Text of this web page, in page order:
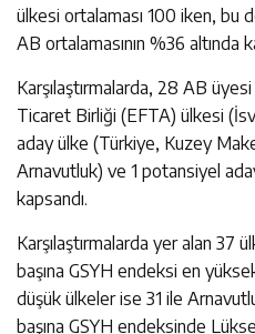
ülkesi ortalaması 100 iken, bu
AB ortalamasının %36 altında
Karşılaştırmalarda, 28 AB
Ticaret Birliği (EFTA) ülkesi
aday ülke (Türkiye, Kuzey
Arnavutluk) ve 1 potansiyel
kapsandı.
Karşılaştırmalarda yer alan 37
başına GSYH endeksi en
düşük ülkeler ise 31 ile
başına GSYH endeksinde